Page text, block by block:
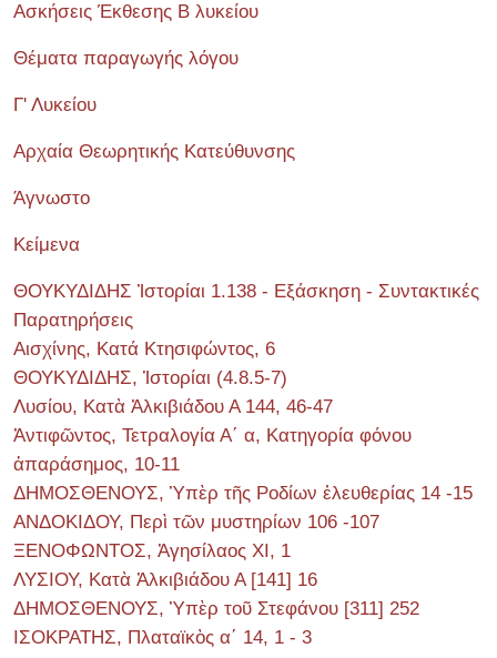
Ασκήσεις Έκθεσης Β λυκείου
Θέματα παραγωγής λόγου
Γ' Λυκείου
Αρχαία Θεωρητικής Κατεύθυνσης
Άγνωστο
Κείμενα
ΘΟΥΚΥΔΙΔΗΣ Ἱστορίαι 1.138 - Εξάσκηση - Συντακτικές
Παρατηρήσεις
Αισχίνης, Κατά Κτησιφώντος, 6
ΘΟΥΚΥΔΙΔΗΣ, Ἱστορίαι (4.8.5-7)
Λυσίου, Κατὰ Ἀλκιβιάδου Α 144, 46-47
Ἀντιφῶντος, Τετραλογία Α΄ α, Κατηγορία φόνου
ἀπαράσημος, 10-11
ΔΗΜΟΣΘΕΝΟΥΣ, Ὑπὲρ τῆς Ροδίων ἐλευθερίας 14 -15
ΑΝΔΟΚΙΔΟΥ, Περὶ τῶν μυστηρίων 106 -107
ΞΕΝΟΦΩΝΤΟΣ, Ἀγησίλαος ΧΙ, 1
ΛΥΣΙΟΥ, Κατὰ Ἀλκιβιάδου Α [141] 16
ΔΗΜΟΣΘΕΝΟΥΣ, Ὑπὲρ τοῦ Στεφάνου [311] 252
ΙΣΟΚΡΑΤΗΣ, Πλαταϊκὸς α΄ 14, 1 - 3